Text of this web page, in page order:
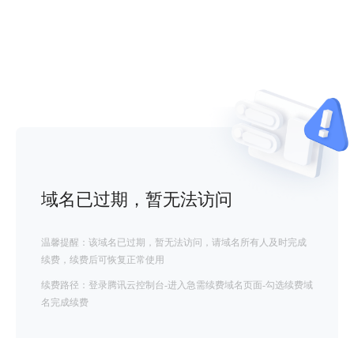
域名已过期，暂无法访问
温馨提醒：该域名已过期，暂无法访问，请域名所有人及时完成
续费，续费后可恢复正常使用
续费路径：登录腾讯云控制台-进入急需续费域名页面-勾选续费域
名完成续费